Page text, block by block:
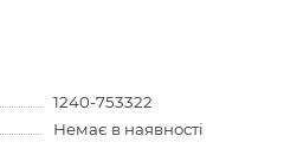
1240-753322
Немає в наявності